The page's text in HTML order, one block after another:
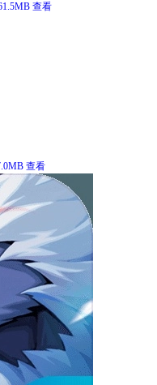
查看
查看